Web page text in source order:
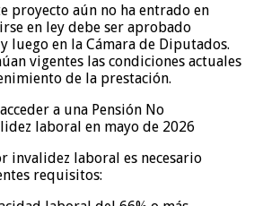
proyecto aún no ha entrado en
en ley debe ser aprobado
luego en la Cámara de Diputados.
vigentes las condiciones actuales
de la prestación.
a una Pensión No
laboral en mayo de 2026
invalidez laboral es necesario
requisitos: